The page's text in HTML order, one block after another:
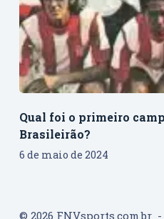
Qual foi o primeiro
Brasileirão?
6 de maio de 2024
© 2026 FNVsports.com.br -